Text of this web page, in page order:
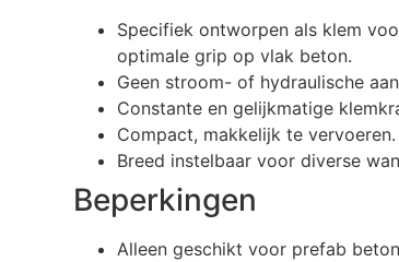
Specifiek ontworpen als klem
optimale grip op vlak beton.
Geen stroom- of hydraulische
Constante en gelijkmatige
Compact, makkelijk te vervoeren.
Breed instelbaar voor diverse
Beperkingen
Alleen geschikt voor prefab